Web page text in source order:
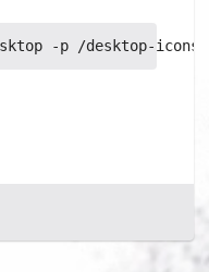
-p /desktop-